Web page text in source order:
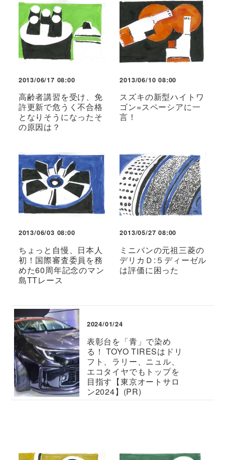
2013/06/17 08:00
高齢者講習を受け、免
許更新で危うく不合格
となりそうになったそ
の原因は？
2013/06/10 08:00
スズキの新型ハイトワ
ゴン=スペーシアに一
言！
2013/06/03 08:00
ちょっと自慢、日本人
初！国際審査委員を務
めた60周年記念のマン
島TTレース
2013/05/27 08:00
ミニバンの元祖三菱の
デリカＤ:５ディーゼル
は評価に困った
2024/01/24
表彰台を「青」で染め
る！ TOYO TIRESはドリ
フト、ラリー、ニュル、
エコタイヤでもトップを
目指す【東京オートサロ
ン2024】(PR)